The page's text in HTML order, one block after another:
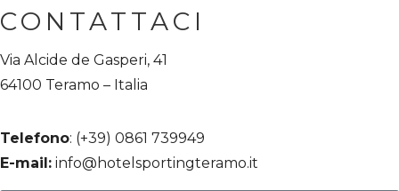
CONTATTACI
Via Alcide de Gasperi, 41
64100 Teramo – Italia
Telefono: (+39) 0861 739949
E-mail: info@hotelsportingteramo.it